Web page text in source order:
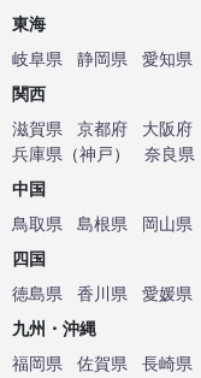
東海
岐阜県
静岡県 愛知県
関西
滋賀県
京都府 大阪府
兵庫県 （神戸） 奈良県
中国
鳥取県
島根県 岡山県
四国
徳島県
香川県 愛媛県
九州・沖縄
福岡県
佐賀県 長崎県